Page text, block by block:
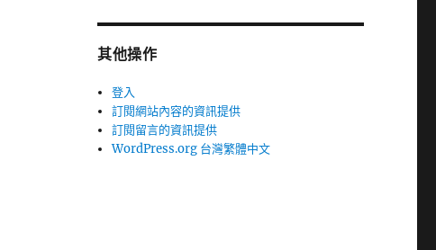
其他操作
登入
訂閱網站內容的資訊提供
訂閱留言的資訊提供
WordPress.org 台灣繁體中文